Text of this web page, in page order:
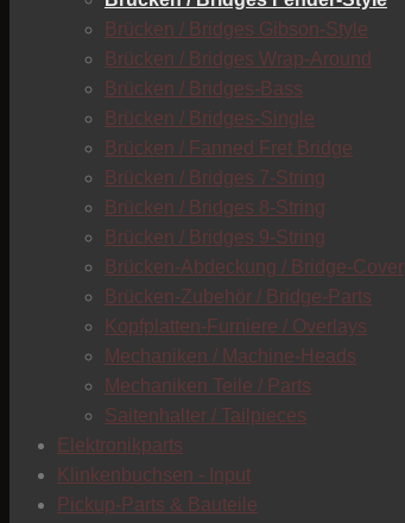
Brücken / Bridges Gibson-Style
Brücken / Bridges Wrap-Around
Brücken / Bridges-Bass
Brücken / Bridges-Single
Brücken / Fanned Fret Bridge
Brücken / Bridges 7-String
Brücken / Bridges 8-String
Brücken / Bridges 9-String
Brücken-Abdeckung / Bridge-Cover
Brücken-Zubehör / Bridge-Parts
Kopfplatten-Furniere / Overlays
Mechaniken / Machine-Heads
Mechaniken Teile / Parts
Saitenhalter / Tailpieces
Elektronikparts
Klinkenbuchsen - Input
Pickup-Parts & Bauteile